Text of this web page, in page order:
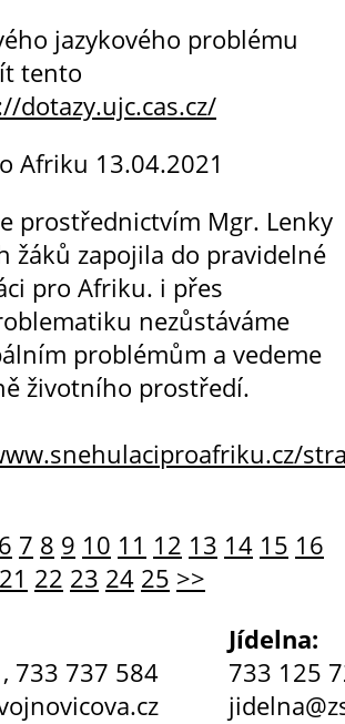
jazykového problému
tento
dotazy.ujc.cas.cz/
Afriku 13.04.2021
prostřednictvím Mgr. Lenky
žáků zapojila do pravidelné
pro Afriku. i přes
nezůstáváme
problémům a vedeme
životního prostředí.
6 7 8 9 10 11 12 13 14 15 16
21 22 23 24 25 >>
733 737 584
Jídelna:
733 125